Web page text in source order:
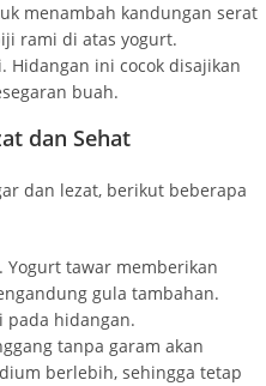
menambah kandungan serat
rami di atas yogurt.
Hidangan ini cocok disajikan
buah.
dan Sehat
dan lezat, berikut beberapa
. Yogurt tawar memberikan
gula tambahan.
pada hidangan.
tanpa garam akan
berlebih, sehingga tetap